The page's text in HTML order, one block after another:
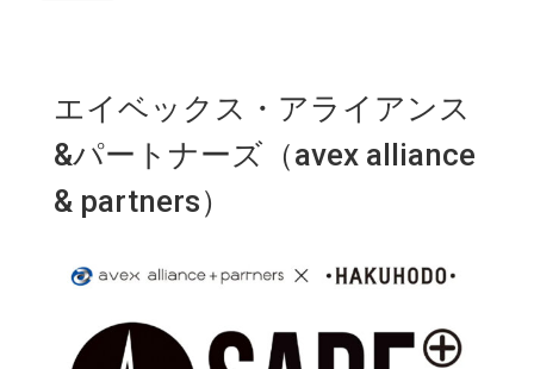
エイベックス・アライアンス
&パートナーズ（avex alliance
& partners）